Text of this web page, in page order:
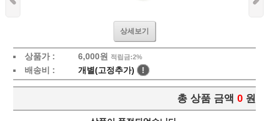
상세보기
상품가 : 6,000원 적립금:2%
배송비 : 개별(고정추가) !
총 상품 금액 0 원